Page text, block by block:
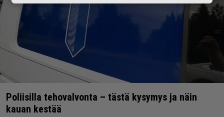
Poliisilla tehovalvonta – tästä kysymys ja näin
kauan kestää